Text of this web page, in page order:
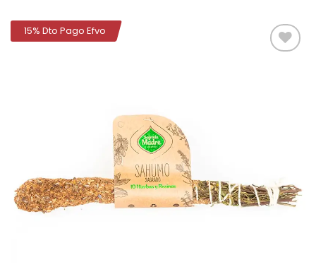
15% Dto Pago Efvo